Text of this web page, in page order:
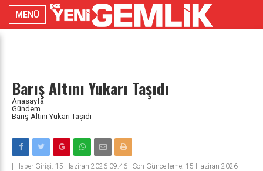
MENÜ
Barış Altını Yukarı Taşıdı
Anasayfa
Gündem
Barış Altını Yukarı Taşıdı
Haber Girişi: 15 Haziran 2026 09:46 | Son Güncelleme: 15 Haziran 2026